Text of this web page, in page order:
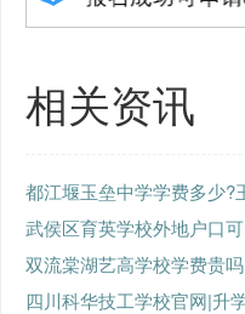
相关资讯
都江堰玉垒中学学费多少?
武侯区育英学校外地户口
双流棠湖艺高学校学费贵
四川科华技工学校官网|升